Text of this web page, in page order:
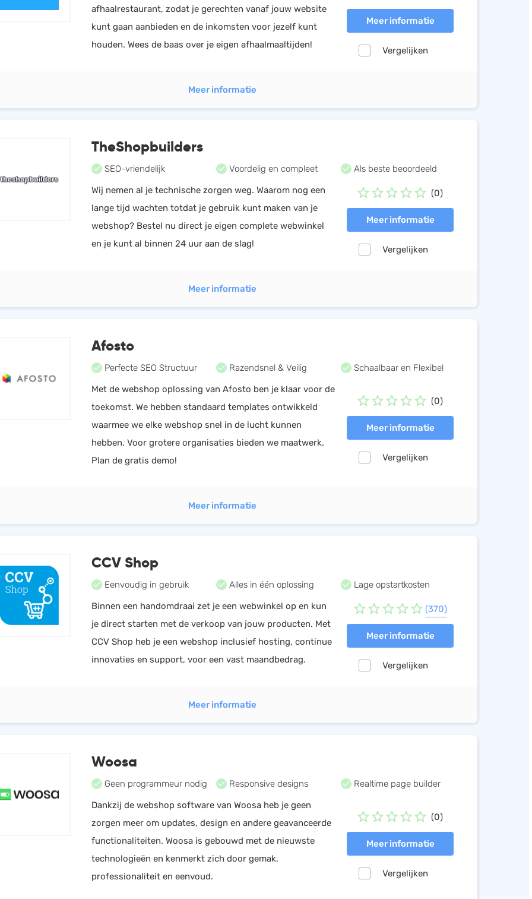
afhaalrestaurant, zodat je gerechten vanaf jouw website
kunt gaan aanbieden en de inkomsten voor jezelf kunt
houden. Wees de baas over je eigen afhaalmaaltijden!
Meer informatie
Vergelijken
Meer informatie
TheShopbuilders
SEO-vriendelijk Voordelig en compleet
Als beste beoordeeld
Wij nemen al je technische zorgen weg. Waarom nog een
lange tijd wachten totdat je gebruik kunt maken van je
webshop? Bestel nu direct je eigen complete webwinkel
en je kunt al binnen 24 uur aan de slag!
(0)
Meer informatie
Vergelijken
Meer informatie
Afosto
Perfecte SEO Structuur Razendsnel & Veilig
Schaalbaar en Flexibel
Met de webshop oplossing van Afosto ben je klaar voor de
toekomst. We hebben standaard templates ontwikkeld
waarmee we elke webshop snel in de lucht kunnen
hebben. Voor grotere organisaties bieden we maatwerk.
Plan de gratis demo!
(0)
Meer informatie
Vergelijken
Meer informatie
CCV Shop
Eenvoudig in gebruik Alles in één oplossing
Lage opstartkosten
Binnen een handomdraai zet je een webwinkel op en kun
je direct starten met de verkoop van jouw producten. Met
CCV Shop heb je een webshop inclusief hosting, continue
innovaties en support, voor een vast maandbedrag.
(370)
Meer informatie
Vergelijken
Meer informatie
Woosa
Geen programmeur nodig Responsive designs
Realtime page builder
Dankzij de webshop software van Woosa heb je geen
zorgen meer om updates, design en andere geavanceerde
functionaliteiten. Woosa is gebouwd met de nieuwste
technologieën en kenmerkt zich door gemak,
professionaliteit en eenvoud.
(0)
Meer informatie
Vergelijken